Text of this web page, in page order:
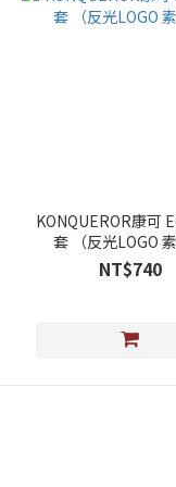
KONQUEROR康可
套 （反光LOGO 素
NT$740